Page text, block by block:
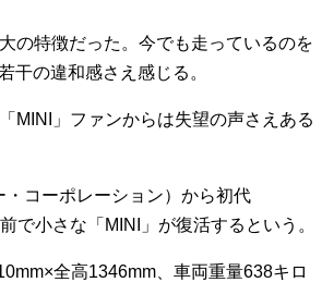
の特徴だった。今でも走っているのを
干の違和感さえ感じる。
MINI」ファンからは失望の声さえある
コーポレーション）から初代
で小さな「MINI」が復活するという。
全高1346mm、車両重量638キロ